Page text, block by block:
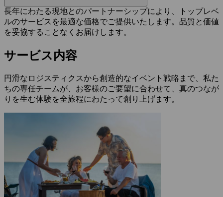
長年にわたる現地とのパートナーシップにより、トップレベ
ルのサービスを最適な価格でご提供いたします。品質と価値
を妥協することなくお届けします。
サービス内容
円滑なロジスティクスから創造的なイベント戦略まで、私た
ちの専任チームが、お客様のご要望に合わせて、真のつなが
りを生む体験を全旅程にわたって創り上げます。